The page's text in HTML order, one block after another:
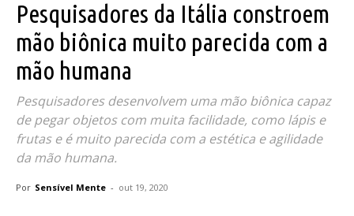
Pesquisadores da Itália constroem
mão biônica muito parecida com a
mão humana
Pesquisadores desenvolvem uma mão biônica capaz
de pegar objetos com muita facilidade, como lápis e
frutas e é muito parecida com a estética e agilidade
da mão humana.
Por Sensível Mente - out 19, 2020